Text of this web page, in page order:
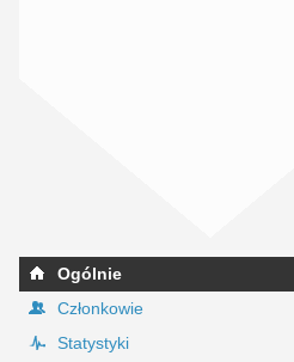
Ogólnie
Członkowie
Statystyki